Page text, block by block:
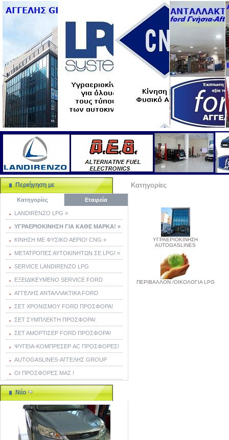
Περιήγηση με
Κατηγορίες Εταιρεία
LANDIRENZO LPG »
ΥΓΡΑΕΡΙΟΚΙΝΗΣΗ ΓΙΑ ΚΑΘΕ ΜΑΡΚΑ! »
ΚΙΝΗΣΗ ΜΕ ΦΥΣΙΚΟ ΑΕΡΙΟ! CNG »
ΜΕΤΑΤΡΟΠΕΣ ΑΥΤΟΚΙΝΗΤΩΝ ΣΕ LPG! »
SERVICE LANDIRENZO LPG
ΕΞΕΙΔΙΚΕΥΜΕΝΟ SERVICE FORD
ΑΓΓΕΛΗΣ ΑΝΤΑΛΛΑΚΤΙΚΑ FORD
ΣΕΤ ΧΡΟΝΙΣΜΟΥ FORD ΠΡΟΣΦΟΡΑ!
ΣΕΤ ΣΥΜΠΛΕΚΤΗ ΠΡΟΣΦΟΡΑ!
ΣΕΤ ΑΜΟΡΤΙΣΕΡ FORD ΠΡΟΣΦΟΡΑ!
ΨΥΓΕΙΑ-ΚΟΜΠΡΕΣΕΡ AC ΠΡΟΣΦΟΡΕΣ!
AUTOGASLINES-ΑΓΓΕΛΗΣ GROUP
ΟΙ ΠΡΟΣΦΟΡΕΣ ΜΑΣ !
Νέο
Κατηγορίες
ΥΓΡΑΕΡΙΟΚΙΝΗΣΗ
AUTOGASLINES
ΠΕΡΙΒΑΛΛΟΝ /ΟΙΚΟΛΟΓΙΑ LPG